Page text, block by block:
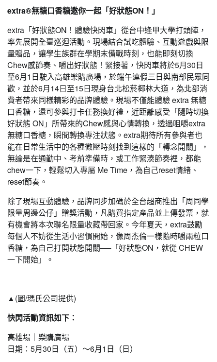
extra®無糖口香糖邀你一起「好狀態ON！」
extra「好狀態ON！體驗快閃車」從台中逢甲大學打頭陣，
率先展開全臺巡迴活動。現場結合試吃體驗、互動遊戲與限
量贈品，讓學生族群在學期末備戰時刻，也能即刻切換
Chew感節奏、嚼出好狀態！緊接著，快閃車將於5月30日
至6月1日駛入高雄樂購廣場，於端午連假三日與南部民眾同
歡，並於6月14日至15日現身台北松菸椰林大道，為北部消
費者帶來同樣精彩的品牌體驗。現場不僅能體驗 extra 無糖
口香糖，還可參與打卡任務換好禮，近距離感受「隨時切換
好狀態 ON」所帶來的Chew感與心情轉換，透過咀嚼extra
無糖口香糖，瞬間轉換專注狀態。extra期待所有參與者也
能在日常生活中的各種微壓時刻找到這樣的「轉念開關」，
無論是在通勤中、考前準備時，或工作緊湊節奏裡，都能
chew一下，輕鬆切入專屬 Me Time，為自己reset情緒、
reset節奏。
除了現場互動體驗，品牌同步加碼於全台超商推出「周同學
限量周邊公仔」贈獎活動，凡購買指定產品並上傳發票，就
有機會將本次聯名限量收藏帶回家。今年夏天，extra鼓勵
每個人不妨從生活小習慣開始，像周杰倫一樣隨時嚼兩粒口
香糖，為自己打開狀態開關──「好狀態ON，就從 CHEW
一下開始」。
▲(圖/瑪氏公司提供)
快閃活動資訊如下：
高雄場｜樂購廣場
日期：5月30日（五）～6月1日（日）